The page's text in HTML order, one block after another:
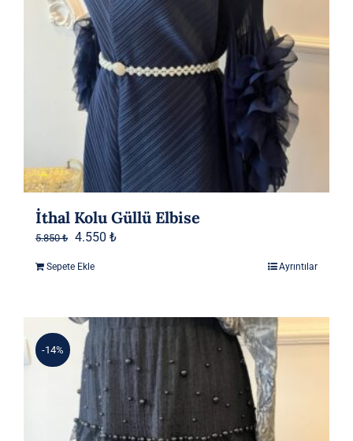
İthal Kolu Güllü Elbise
5.850₺
Orijinal
4.550 ₺Şu
Sepete Ekle Ayrıntılar
-14%